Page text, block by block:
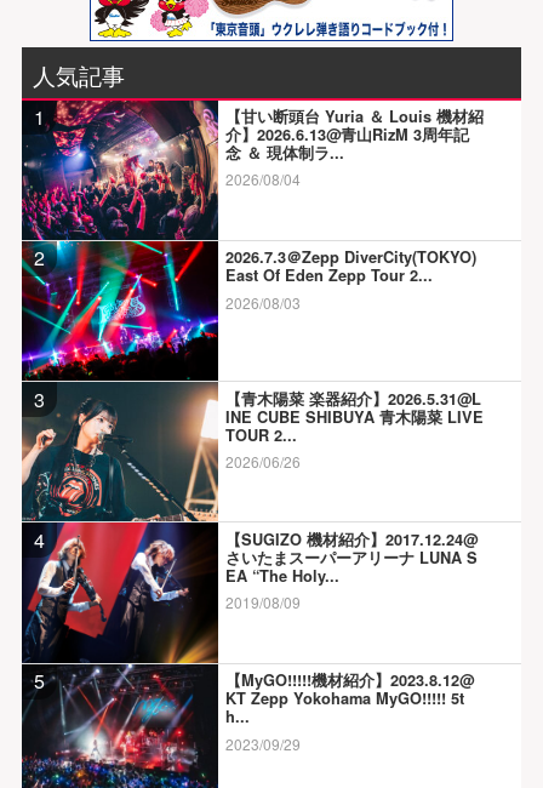
人気記事
1
【甘い断頭台 Yuria ＆ Louis 機材紹
介】2026.6.13@青山RizM 3周年記
念 ＆ 現体制ラ...
2026/08/04
2
2026.7.3＠Zepp DiverCity(TOKYO)
East Of Eden Zepp Tour 2...
2026/08/03
3
【青木陽菜 楽器紹介】2026.5.31@L
INE CUBE SHIBUYA 青木陽菜 LIVE
TOUR 2...
2026/06/26
4
【SUGIZO 機材紹介】2017.12.24@
さいたまスーパーアリーナ LUNA S
EA “The Holy...
2019/08/09
5
【MyGO!!!!!機材紹介】2023.8.12@
KT Zepp Yokohama MyGO!!!!! 5t
h...
2023/09/29